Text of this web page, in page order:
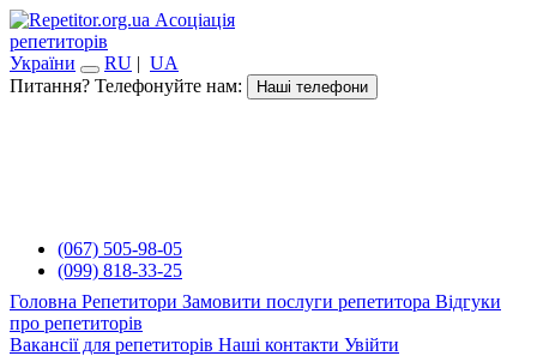
Асоціація
репетиторів
України
RU | UA
Питання? Телефонуйте нам:
Наші телефони
(067) 505-98-05
(099) 818-33-25
Головна Репетитори Замовити послуги репетитора Відгуки
про репетиторів
Вакансії для репетиторів Наші контакти Увійти